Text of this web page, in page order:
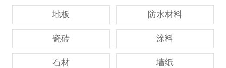
地板 防水材料
瓷砖 涂料
石材 墙纸